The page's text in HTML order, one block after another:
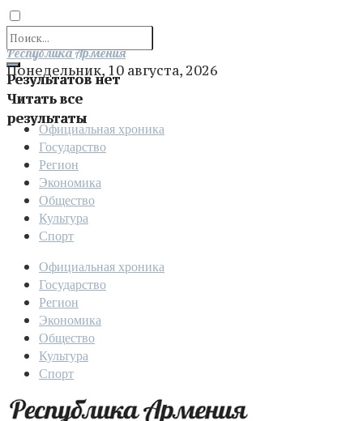
Результатов нет
Читать все
результаты
Отправить
Республика Армения
Понедельник, 10 августа, 2026
Официальная хроника
Государство
Регион
Экономика
Общество
Культура
Спорт
Официальная хроника
Государство
Регион
Экономика
Общество
Культура
Спорт